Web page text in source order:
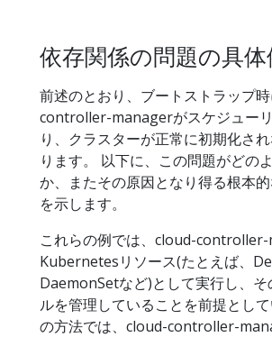
依存関係の問題の具体
前述のとおり、ブートストラップ
controller-managerがスケジュー
り、クラスターが正常に初期化さ
ります。 以下に、この問題がどの
か、またその原因となり得る根本
を示します。
これらの例では、cloud-
Kubernetesリソース(たとえば、
DaemonSetなど)として実行し、そ
ルを管理していることを前提とし
の方法では、cloud-controller-